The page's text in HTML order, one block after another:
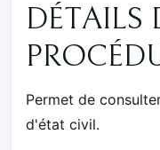
DÉTAILS
Permet de
d'état civil.